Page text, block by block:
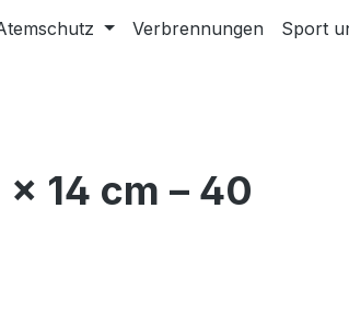
Verbrennungen
Sport
14 cm – 40